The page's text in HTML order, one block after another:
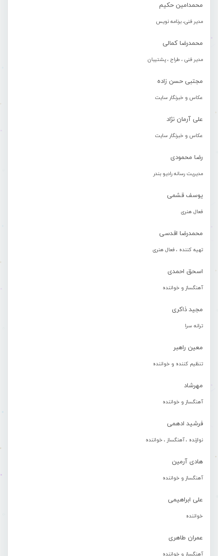
محمدامین حکیم
مدیر فنی، برنامه نویس
محمدرضا کمالی
مدیر فنی ، طراح ، پشتیبان
مجتبی حسن زاده
عکاس و خبرنگار سایت
علی آرمان نژاد
عکاس و خبرنگار سایت
رضا محمودی
مدیریت رسانه رادیو بندر
یوسف قشمی
فعال هنری
محمدرضا اقدسی
تهیه کننده ، فعال هنری
اسحق احمدی
آهنگساز و خواننده
مجید ذاکری
ترانه سرا
معین راهبر
تنظیم کننده و خواننده
مهرشاد
آهنگساز و خواننده
فرشید ادهمی
نوازنده ، آهنگساز ، خواننده
هادی آرمین
آهنگساز و خواننده
علی ابراهیمی
خواننده
عمران طاهری
آهنگساز و خواننده